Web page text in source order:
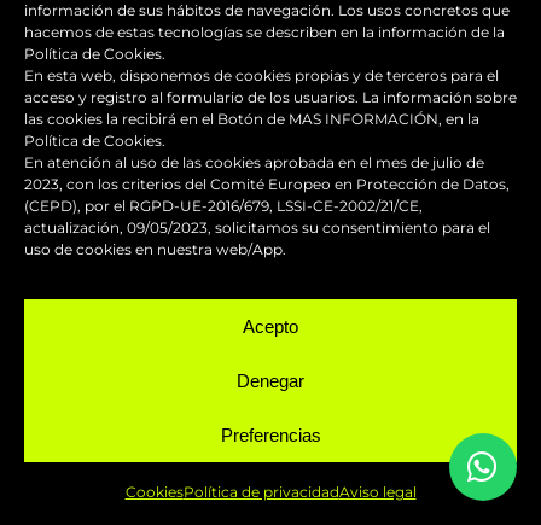
información de sus hábitos de navegación. Los usos concretos que
hacemos de estas tecnologías se describen en la información de la
Política de Cookies.
En esta web, disponemos de cookies propias y de terceros para el
acceso y registro al formulario de los usuarios. La información sobre
las cookies la recibirá en el Botón de MAS INFORMACIÓN, en la
Política de Cookies.
En atención al uso de las cookies aprobada en el mes de julio de
2023, con los criterios del Comité Europeo en Protección de Datos,
(CEPD), por el RGPD-UE-2016/679, LSSI-CE-2002/21/CE,
actualización, 09/05/2023, solicitamos su consentimiento para el
uso de cookies en nuestra web/App.
Acepto
Denegar
Preferencias
CookiesPolítica de privacidadAviso legal
Dirección
Carrer Indústria, 8
08110 Montcada i Reixac (Barcelona)
Teléfono
de este horario se atiende con cita previa.
Email